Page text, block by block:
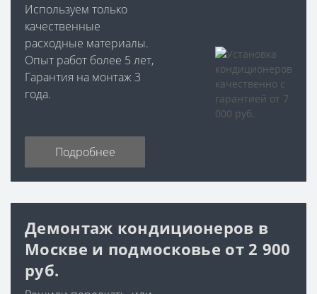
Используем только
качественные
расходные материалы.
Опыт работ более 5 лет,
Гарантия на монтаж 3
года.
Подробнее
Демонтаж кондиционеров в
Москве и подмосковье от 2 900
руб.